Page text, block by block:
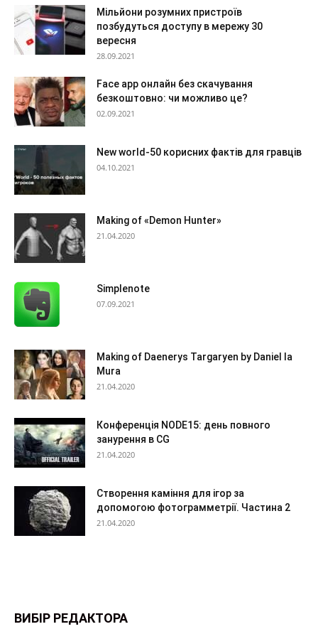
Мільйони розумних пристроїв
позбудуться доступу в мережу 30
вересня
28.09.2021
Face app онлайн без скачування
безкоштовно: чи можливо це?
02.09.2021
New world-50 корисних фактів для гравців
04.10.2021
Making of «Demon Hunter»
21.04.2020
Simplenote
07.09.2021
Making of Daenerys Targaryen by Daniel la
Mura
21.04.2020
Конференція NODE15: день повного
занурення в CG
21.04.2020
Створення каміння для ігор за
допомогою фотограмметрії. Частина 2
21.04.2020
ВИБІР РЕДАКТОРА